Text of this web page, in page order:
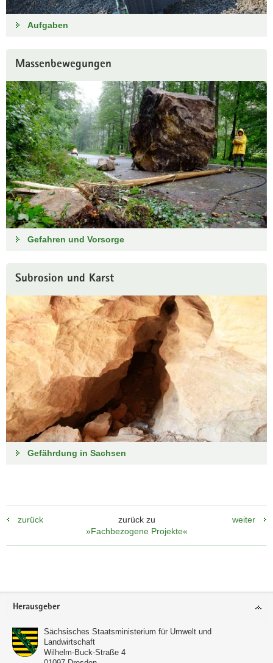
Aufgaben
Massenbewegungen
Gefahren und Vorsorge
Subrosion und Karst
Gefährdung in Sachsen
zurück
zurück zu
»Fachbezogene Projekte«
weiter
Footer-
Herausgeber
Sächsisches Staatsministerium für Umwelt und
Landwirtschaft
Wilhelm-Buck-Straße 4